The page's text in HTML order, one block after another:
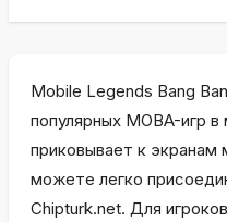
Mobile Legends Bang
популярных MOBA-игр
приковывает к экранам
можете легко
Chipturk.net. Для